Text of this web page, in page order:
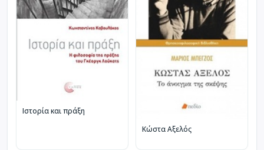
Ιστορία και πράξη
Κώστα Αξελός